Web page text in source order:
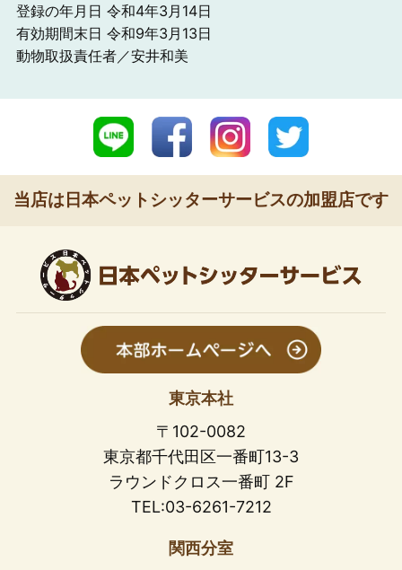
登録の年月日 令和4年3月14日
有効期間末日 令和9年3月13日
動物取扱責任者／安井和美
当店は日本ペットシッターサービスの加盟店です
東京本社
〒102-0082
東京都千代田区一番町13-3
ラウンドクロス一番町 2F
TEL:03-6261-7212
関西分室